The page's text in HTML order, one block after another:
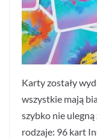
Karty zostały
wszystkie mają
szybko nie ulegną
rodzaje: 96 kart